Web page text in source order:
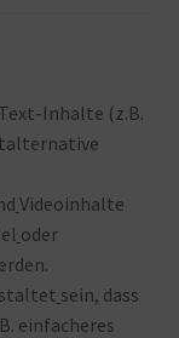
Inhalte (z.B.
Videoinhalte
oder
sein, dass
einfacheres